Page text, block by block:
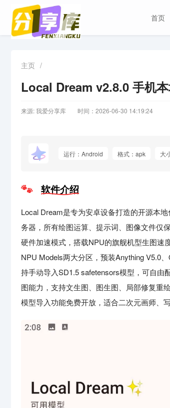
首页
主页 /
Local Dream v2.8.0 手机
来源: 我爱分享库 时间：2026-06-30 14:19:24
运行：Android 格式：apk 大
软件介绍
Local Dream是专为安卓设备打造的开源本
务器，所有绘图运算、提示词、图像文件仅
硬件加速模式，搭载NPU的旗舰机型生图速
NPU Models两大分区，预装Anything V5.0
持手动导入SD1.5 safetensors模型，可自由
图能力，支持文生图、图生图、局部修复重
模型导入功能免费开放，适合二次元画师、